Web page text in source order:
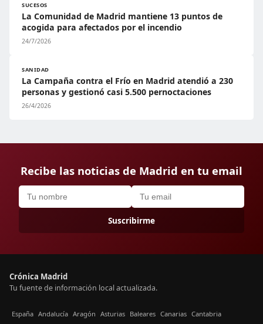
SUCESOS
La Comunidad de Madrid mantiene 13 puntos de
acogida para afectados por el incendio
24/7/2026
SANIDAD
La Campaña contra el Frío en Madrid atendió a 230
personas y gestionó casi 5.500 pernoctaciones
26/4/2026
Recibe las noticias de Madrid en tu email
Suscribirme
Crónica Madrid
Tu fuente de información local actualizada.
España Andalucía Aragón Asturias Baleares Canarias Cantabria